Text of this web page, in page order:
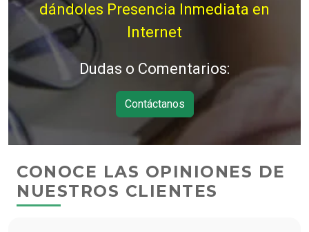
dándoles Presencia Inmediata en
Internet
Dudas o Comentarios:
Contáctanos
CONOCE LAS OPINIONES DE
NUESTROS CLIENTES